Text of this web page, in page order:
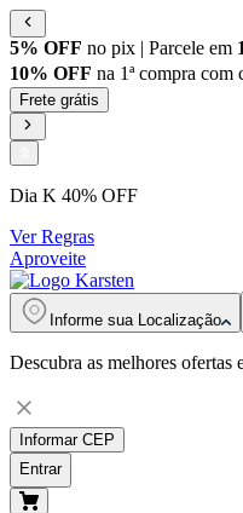
5% OFF no pix | Parcele em
10% OFF na 1ª compra com
Frete grátis
Dia K 40% OFF
Ver Regras
Aproveite
Informe sua Localização
Descubra as melhores ofertas
Informar CEP
Entrar